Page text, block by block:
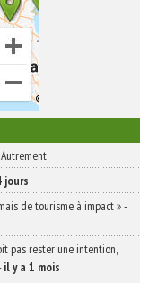
jours
de tourisme à impact »-
pas rester une intention,
il y a 1 mois